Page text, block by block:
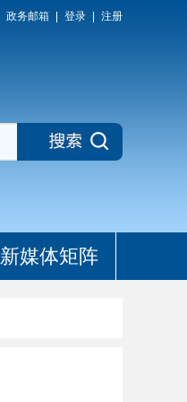
政务邮箱 登录 注册
新媒体矩阵